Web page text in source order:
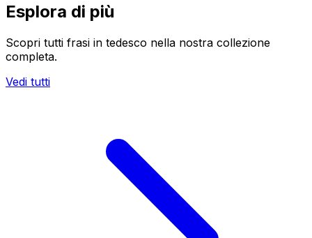
Esplora di più
Scopri tutti frasi in tedesco nella nostra collezione
completa.
Vedi tutti